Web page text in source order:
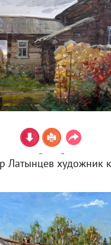
Латынцев художник